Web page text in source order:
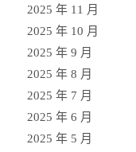
2025 年 11 月
2025 年 10 月
2025 年 9 月
2025 年 8 月
2025 年 7 月
2025 年 6 月
2025 年 5 月